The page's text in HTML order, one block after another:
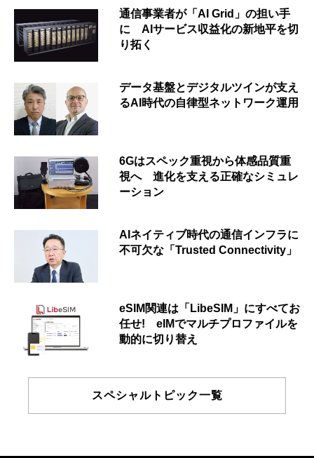
通信事業者が「AI Grid」の担い手
に AIサービス収益化の新地平を切
り拓く
データ基盤とデジタルツインが支え
るAI時代の自律型ネットワーク運用
6Gはスペック重視から体感品質重
視へ 進化を支える正確なシミュレ
ーション
AIネイティブ時代の通信インフラに
不可欠な「Trusted Connectivity」
eSIM関連は「LibeSIM」にすべてお
任せ! eIMでマルチプロファイルを
動的に切り替え
スペシャルトピック一覧